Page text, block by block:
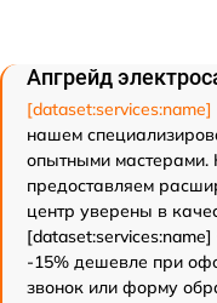
Апгрейд
[dataset:services:name]
нашем
опытными мастерами.
предоставляем
центр уверены в
[dataset:services:name]
-15% дешевле при
звонок или форму